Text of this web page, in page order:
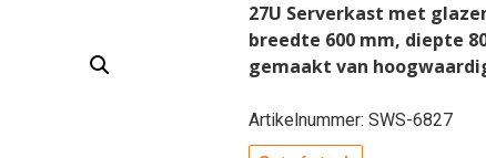
27U Serverkast met
breedte 600 mm, diepte
gemaakt van
Artikelnummer: SWS-6827